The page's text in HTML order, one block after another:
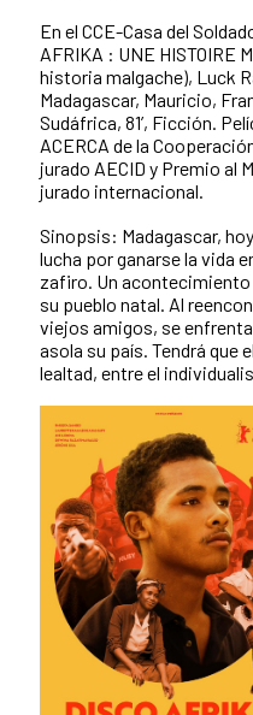
En el CCE-Casa del
AFRIKA : UNE HISTOIRE
historia malgache), Luck
Madagascar, Mauricio,
Sudáfrica, 81’, Ficción.
ACERCA de la
jurado AECID y Premio al
jurado internacional.
Sinopsis: Madagascar,
lucha por ganarse la vida
zafiro. Un acontecimiento
su pueblo natal. Al
viejos amigos, se
asola su país. Tendrá que
lealtad, entre el